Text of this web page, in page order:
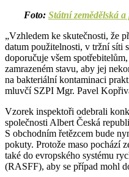
Foto: Státní zemědělská
„Vzhledem ke skutečnosti, že
datum použitelnosti, v tržní síti
doporučuje všem
zamrazeném stavu, aby jej
na bakteriální kontaminaci
mluvčí SZPI Mgr. Pavel
Vzorek inspektoři odebrali
společnosti Albert Česká
S obchodním řetězcem bude
pokuty. Protože maso pochází
také do evropského systému
(RASFF), aby se případ mohl